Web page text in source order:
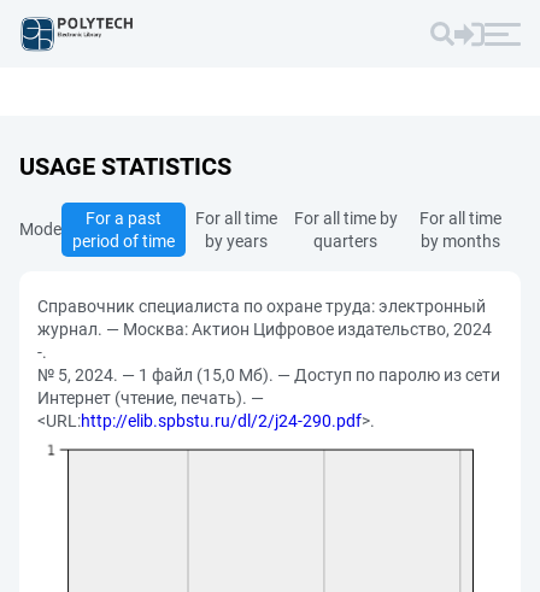
USAGE STATISTICS
Mode
For a past
period of time
For all time
by years
For all time by
quarters
For all time
by months
Справочник специалиста по охране труда: электронный
журнал. — Москва: Актион Цифровое издательство, 2024
-.
№ 5, 2024. — 1 файл (15,0 Мб). — Доступ по паролю из сети
Интернет (чтение, печать). —
<URL:http://elib.spbstu.ru/dl/2/j24-290.pdf>.